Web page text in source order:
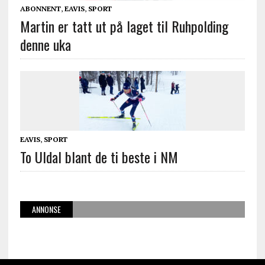
ABONNENT, EAVIS, SPORT
Martin er tatt ut på laget til Ruhpolding
denne uka
EAVIS, SPORT
To Uldal blant de ti beste i NM
ANNONSE